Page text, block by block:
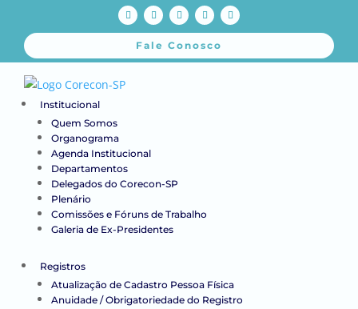
Fale Conosco
Institucional
Quem Somos
Organograma
Agenda Institucional
Departamentos
Delegados do Corecon-SP
Plenário
Comissões e Fóruns de Trabalho
Galeria de Ex-Presidentes
Registros
Atualização de Cadastro Pessoa Física
Anuidade / Obrigatoriedade do Registro